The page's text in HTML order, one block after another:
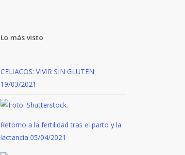
Lo más visto
CELIACOS: VIVIR SIN GLUTEN
19/03/2021
Retorno a la fertilidad tras el parto y la
lactancia 05/04/2021